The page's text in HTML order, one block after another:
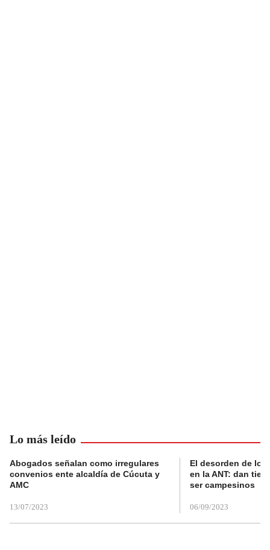
Lo más leído
Abogados señalan como irregulares
convenios ente alcaldía de Cúcuta y
AMC
13/07/2023
El desorden de
en la ANT: dan
ser campesinos
06/09/2023